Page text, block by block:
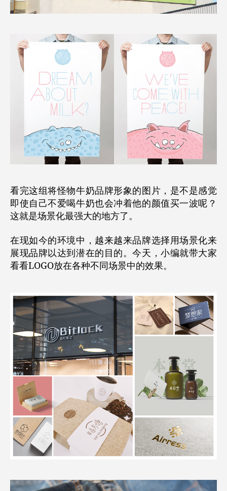
看完这组将怪物牛奶品牌形象的图片，是不是感觉
即使自己不爱喝牛奶也会冲着他的颜值买一波呢？
这就是场景化最强大的地方了。
在现如今的环境中，越来越来品牌选择用场景化来
展现品牌以达到潜在的目的。今天，小编就带大家
看看LOGO放在各种不同场景中的效果。